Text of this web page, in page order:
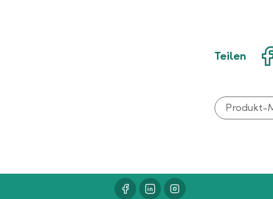
Teilen
Produkt-